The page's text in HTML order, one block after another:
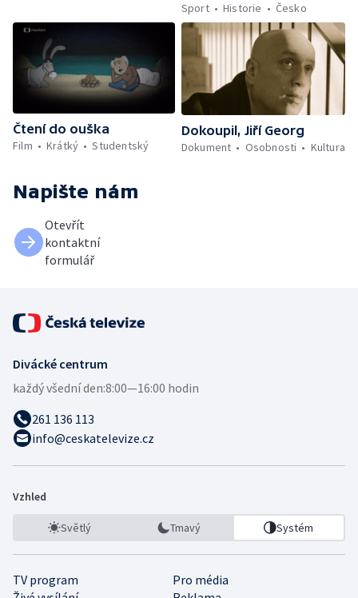
Sport
Historie Česko
Čtení do ouška
Film
Krátký Studentský
Dokoupil, Jiří Georg
Dokument
Osobnosti Kultura
Napište nám
Otevřít
kontaktní
formulář
Divácké centrum
každý všední den:8:00—16:00 hodin
261 136 113
info@ceskatelevize.cz
Vzhled
Světlý Tmavý Systém
TV program
Pro média